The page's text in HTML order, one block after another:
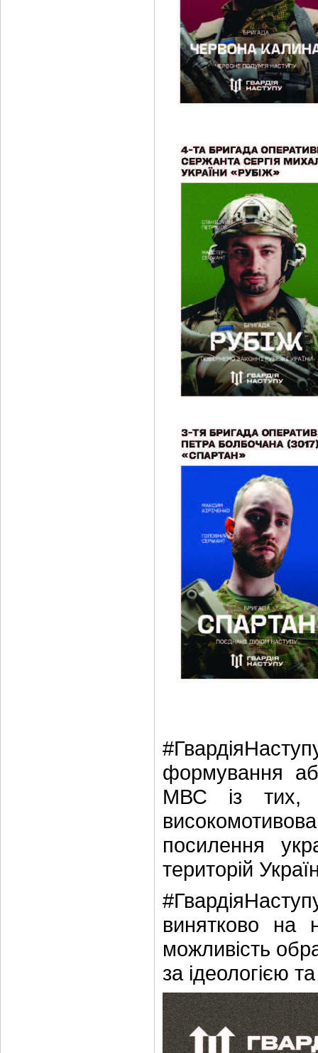
формування
МВС із тих,
посилення
територій
винятково на
можливість
за ідеологією